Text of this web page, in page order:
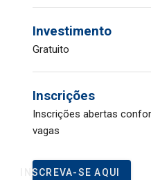
Investimento
Gratuito
Inscrições
Inscrições abertas
vagas
INSCREVA-SE AQUI